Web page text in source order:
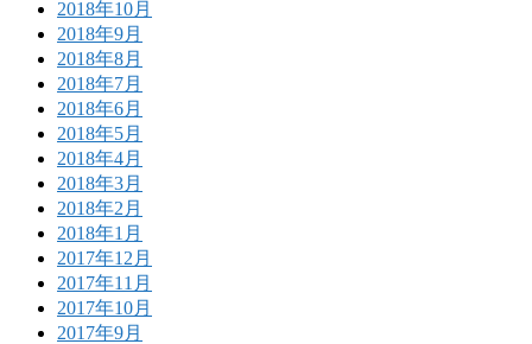
2018年10月
2018年9月
2018年8月
2018年7月
2018年6月
2018年5月
2018年4月
2018年3月
2018年2月
2018年1月
2017年12月
2017年11月
2017年10月
2017年9月